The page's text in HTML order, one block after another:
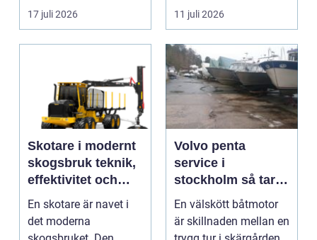
17 juli 2026
inredningsdetaljer
gör....
11 juli 2026
Skotare i modernt
skogsbruk teknik,
effektivitet och
hållbarhet
En skotare är navet i
det moderna
Volvo penta
service i
stockholm så tar
du hand om din
båtmotor på rätt
sätt
En välskött båtmotor
är skillnaden mellan en